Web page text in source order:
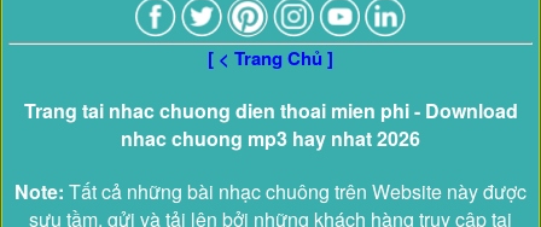
[ < Trang Chủ ]
Trang tai nhac chuong dien thoai mien phi - Download
nhac chuong mp3 hay nhat 2026
Note: Tất cả những bài nhạc chuông trên Website này được
sưu tầm, gửi và tải lên bởi những khách hàng truy cập tại